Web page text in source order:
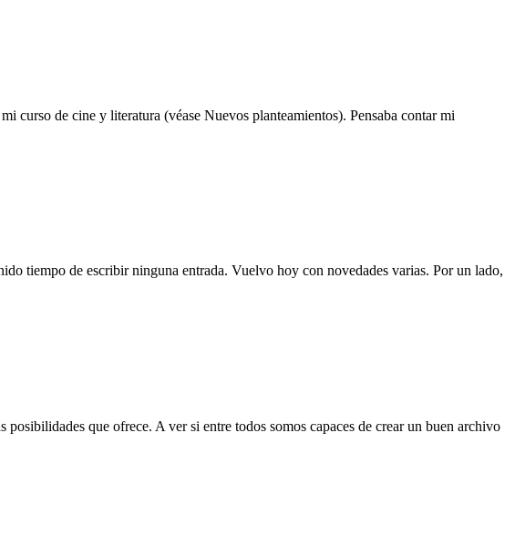
curso de cine y literatura (véase Nuevos planteamientos). Pensaba contar mi
tiempo de escribir ninguna entrada. Vuelvo hoy con novedades varias. Por un lado,
que ofrece. A ver si entre todos somos capaces de crear un buen archivo